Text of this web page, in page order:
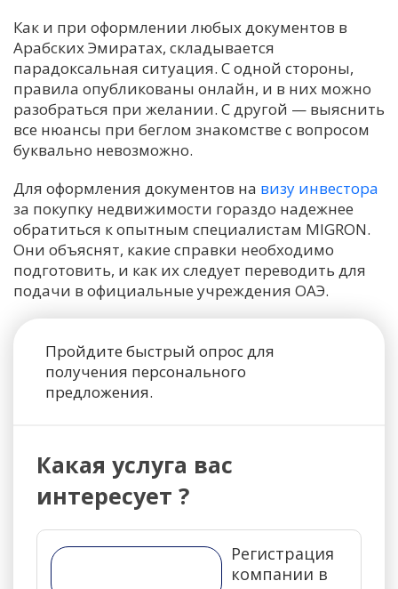
Как и при оформлении любых документов в
Арабских Эмиратах, складывается
парадоксальная ситуация. С одной стороны,
правила опубликованы онлайн, и в них можно
разобраться при желании. С другой — выяснить
все нюансы при беглом знакомстве с вопросом
буквально невозможно.
Для оформления документов на визу инвестора
за покупку недвижимости гораздо надежнее
обратиться к опытным специалистам MIGRON.
Они объяснят, какие справки необходимо
подготовить, и как их следует переводить для
подачи в официальные учреждения ОАЭ.
Пройдите быстрый опрос для
получения персонального
предложения.
Какая услуга вас
интересует ?
Регистрация
компании в